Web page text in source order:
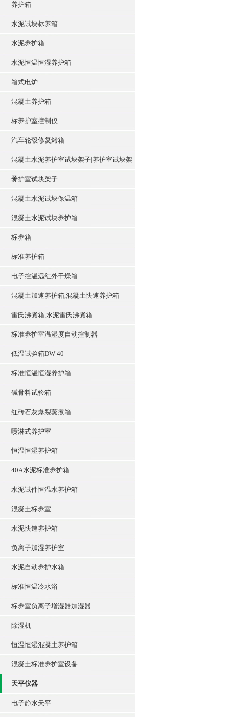
养护箱
水泥试块标养箱
水泥养护箱
水泥恒温恒湿养护箱
箱式电炉
混凝土养护箱
标养护室控制仪
汽车轮毂修复烤箱
混凝土水泥养护室试块架子|养护室试块架
子
养护室试块架子
混凝土水泥试块保温箱
混凝土水泥试块养护箱
标养箱
标准养护箱
电子控温远红外干燥箱
混凝土加速养护箱,混凝土快速养护箱
雷氏沸煮箱,水泥雷氏沸煮箱
标准养护室温湿度自动控制器
低温试验箱DW-40
标准恒温恒湿养护箱
碱骨料试验箱
红砖石灰爆裂蒸煮箱
喷淋式养护室
恒温恒湿养护箱
40A水泥标准养护箱
水泥试件恒温水养护箱
混凝土标养室
水泥快速养护箱
负离子加湿养护室
水泥自动养护水箱
标准恒温冷水浴
标养室负离子增湿器加湿器
除湿机
恒温恒湿混凝土养护箱
混凝土标准养护室设备
天平仪器
电子静水天平